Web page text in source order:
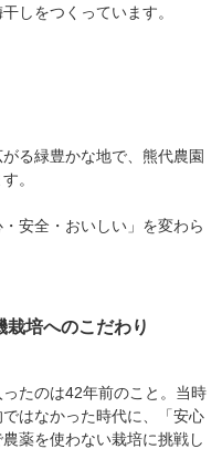
しをつくっています。
る緑豊かな地で、熊代農園
。
安全・おいしい」を変わら
培へのこだわり
たのは42年前のこと。当時
はなかった時代に、「安心
薬を使わない栽培に挑戦し